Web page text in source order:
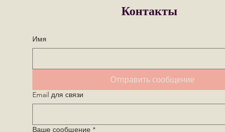
Контакты
Имя
Отправить сообщение
Email для связи
Ваше сообщение *